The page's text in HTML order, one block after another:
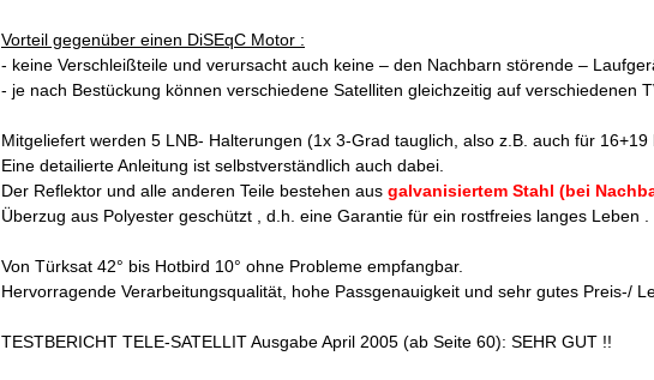
Vorteil gegenüber einen DiSEqC Motor :
- keine Verschleißteile und verursacht auch keine – den Nachbarn störende –
- je nach Bestückung können verschiedene Satelliten gleichzeitig auf verschiedenen
Mitgeliefert werden 5 LNB- Halterungen (1x 3-Grad tauglich, also z.B. auch für 16+19
Eine detailierte Anleitung ist selbstverständlich auch dabei.
Der Reflektor und alle anderen Teile bestehen aus galvanisiertem Stahl (bei
Überzug aus Polyester geschützt , d.h. eine Garantie für ein rostfreies langes Leben .
Von Türksat 42° bis Hotbird 10° ohne Probleme empfangbar.
Hervorragende Verarbeitungsqualität, hohe Passgenauigkeit und sehr gutes Preis-/
TESTBERICHT TELE-SATELLIT Ausgabe April 2005 (ab Seite 60): SEHR GUT !!